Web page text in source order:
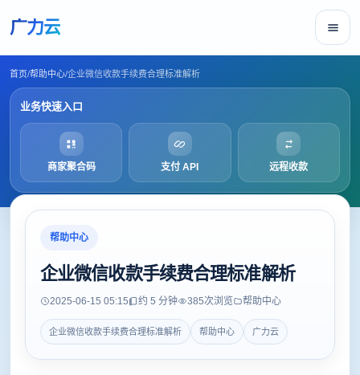
广力云
首页/帮助中心/企业微信收款手续费合理标准解析
业务快速入口
商家聚合码 支付 API 远程收款
帮助中心
企业微信收款手续费合理标准解析
2025-06-15 05:15 约 5 分钟 385次浏览 帮助中心
企业微信收款手续费合理标准解析 帮助中心 广力云